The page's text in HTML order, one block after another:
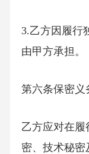
3.乙方因履行
由甲方承担。
第六条保密义
乙方应对在
密、技术秘密